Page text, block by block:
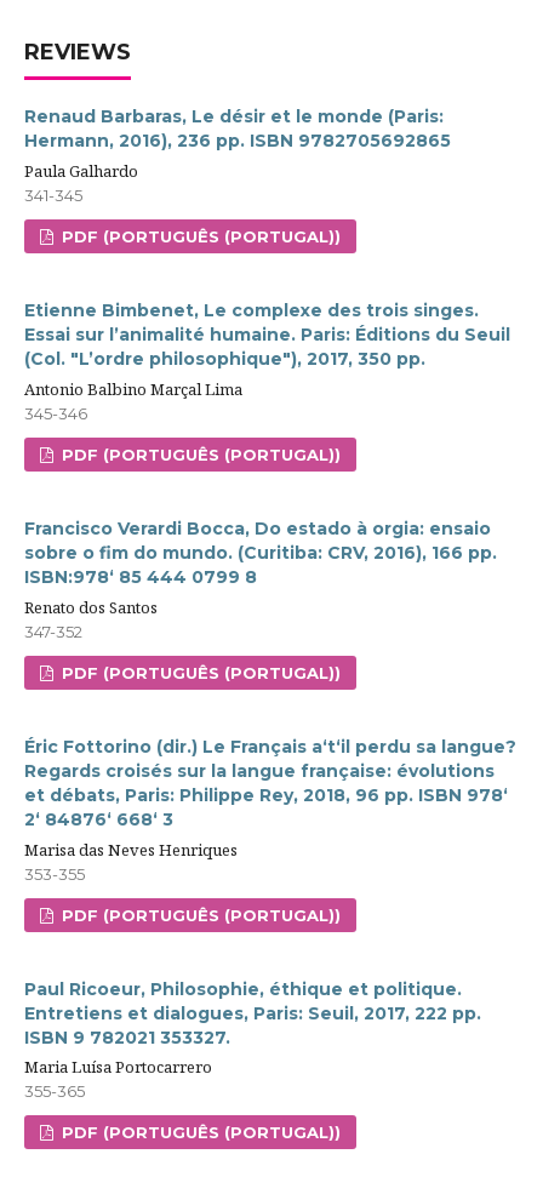
REVIEWS
Renaud Barbaras, Le désir et le monde (Paris:
Hermann, 2016), 236 pp. ISBN 9782705692865
Paula Galhardo
341-345
PDF (PORTUGUÊS (PORTUGAL))
Etienne Bimbenet, Le complexe des trois singes.
Essai sur l’animalité humaine. Paris: Éditions du Seuil
(Col. "L’ordre philosophique"), 2017, 350 pp.
Antonio Balbino Marçal Lima
345-346
PDF (PORTUGUÊS (PORTUGAL))
Francisco Verardi Bocca, Do estado à orgia: ensaio
sobre o fim do mundo. (Curitiba: CRV, 2016), 166 pp.
ISBN:978‘ 85 444 0799 8
Renato dos Santos
347-352
PDF (PORTUGUÊS (PORTUGAL))
Éric Fottorino (dir.) Le Français a‘t‘il perdu sa langue?
Regards croisés sur la langue française: évolutions
et débats, Paris: Philippe Rey, 2018, 96 pp. ISBN 978‘
2‘ 84876‘ 668‘ 3
Marisa das Neves Henriques
353-355
PDF (PORTUGUÊS (PORTUGAL))
Paul Ricoeur, Philosophie, éthique et politique.
Entretiens et dialogues, Paris: Seuil, 2017, 222 pp.
ISBN 9 782021 353327.
Maria Luísa Portocarrero
355-365
PDF (PORTUGUÊS (PORTUGAL))